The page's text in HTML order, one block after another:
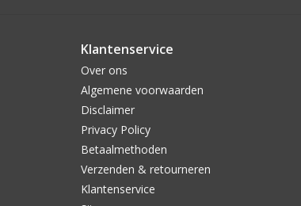
Klantenservice
Over ons
Algemene voorwaarden
Disclaimer
Privacy Policy
Betaalmethoden
Verzenden & retourneren
Klantenservice